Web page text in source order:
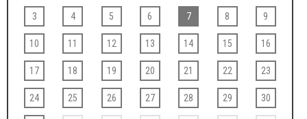
3 4 5 6 7 8 9
10 11 12 13 14 15 16
17 18 19 20 21 22 23
24 25 26 27 28 29 30